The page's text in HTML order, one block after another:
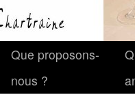
Que proposons-
nous ?